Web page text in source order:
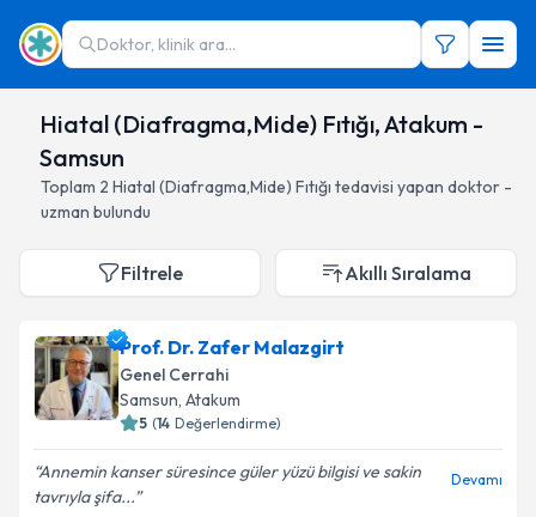
Doktor, klinik ara...
Hiatal (Diafragma,Mide) Fıtığı, Atakum -
Samsun
Toplam 2 Hiatal (Diafragma,Mide) Fıtığı tedavisi yapan doktor -
uzman bulundu
Filtrele Akıllı Sıralama
Prof. Dr. Zafer Malazgirt
Genel Cerrahi
Samsun, Atakum
5 (14 Değerlendirme)
Annemin kanser süresince güler yüzü bilgisi ve sakin
tavrıyla şifa...
Devamı